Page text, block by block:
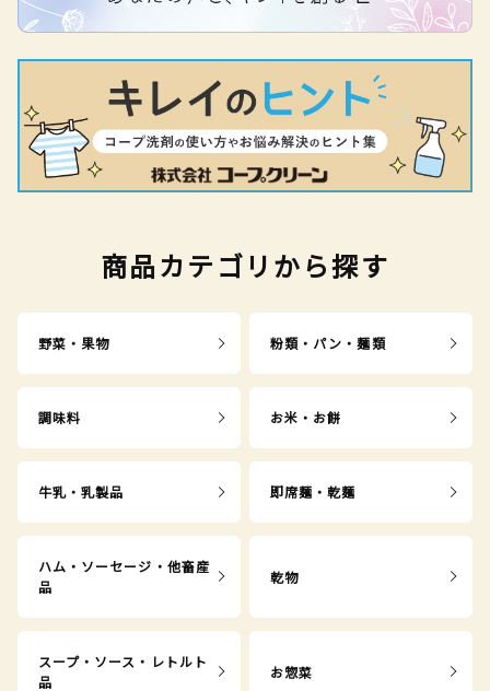
商品カテゴリから探す
野菜・果物 粉類・パン・麺類
調味料 お米・お餅
牛乳・乳製品 即席麺・乾麺
ハム・ソーセージ・他畜産
品
乾物
スープ・ソース・レトルト
品
お惣菜